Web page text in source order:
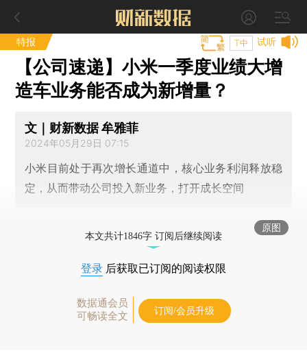
特报 试听
T中
【公司速递】小米一季度业绩大增
造车业务能否成为新增量？
文｜财新数据 牟雅菲
2024年05月29日 07:15
小米目前处于再次增长通道中，核心业务利润释放稳
定，从而带动公司投入新业务，打开成长空间
原图
本文共计1846字 订阅后继续阅读
登录 后获取已订阅的阅读权限
数据通会员
可畅读全文
订阅/会员升级